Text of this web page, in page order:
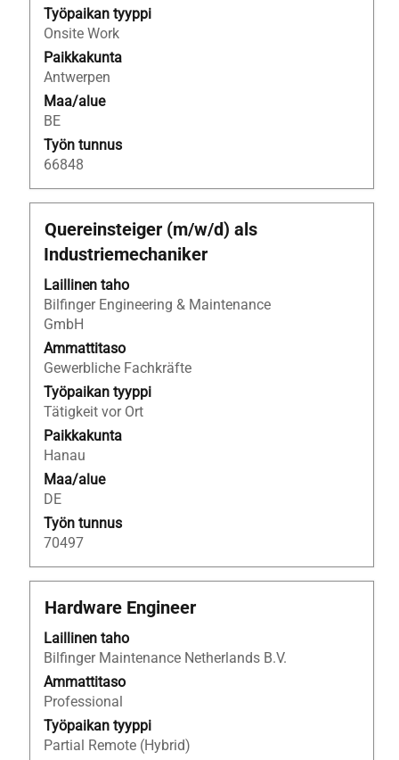
Työpaikan tyyppi
Onsite Work
Paikkakunta
Antwerpen
Maa/alue
BE
Työn tunnus
66848
kaikki
tiedot.
Ammattinimike
Quereinsteiger (m/w/d) als
Industriemechaniker
Laillinen taho
Bilfinger Engineering & Maintenance
GmbH
Ammattitaso
Gewerbliche Fachkräfte
Työpaikan tyyppi
Tätigkeit vor Ort
Paikkakunta
Hanau
Maa/alue
DE
Työn tunnus
70497
Valitse
välilyöntinäppäimellä,
jos
haluat
nähdä
työpaikan
kaikki
tiedot.
Ammattinimike
Hardware Engineer
Laillinen taho
Bilfinger Maintenance Netherlands B.V.
Ammattitaso
Professional
Työpaikan tyyppi
Partial Remote (Hybrid)
Valitse
välilyöntinäppäimellä,
jos
haluat
nähdä
työpaikan
kaikki
tiedot.